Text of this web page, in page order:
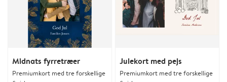
Midnats fyrretræer
Premiumkort med tre forskellige
Julekort med pejs
Premiumkort med tre forskellige